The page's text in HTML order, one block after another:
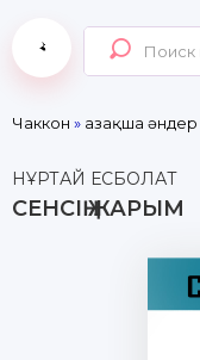
Чаккон » Қазақша әндер
НҰРТАЙ ЕСБОЛАТ
СЕНСІҢ ЖАРЫМ